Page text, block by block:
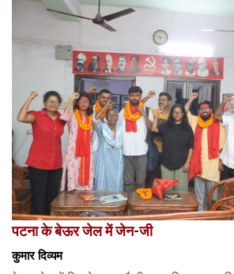
पटना के बेऊर जेल में जेन-जी
कुमार दिव्यम